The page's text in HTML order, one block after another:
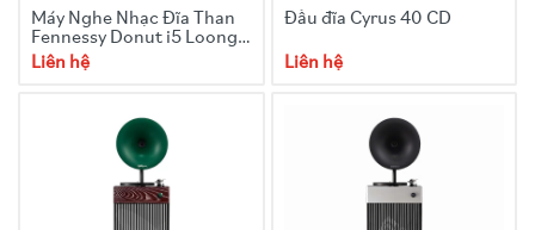
Máy Nghe Nhạc Đĩa Than
Fennessy Donut i5 Loong’s
Year Limited Edition
Liên hệ
Đầu đĩa Cyrus 40 CD
Liên hệ